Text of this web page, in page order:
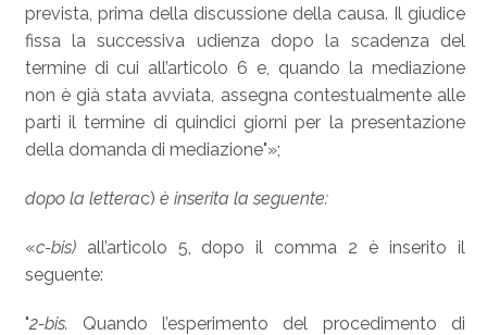
prevista, prima della discussione della causa. Il giudice
fissa la successiva udienza dopo la scadenza del
termine di cui all’articolo 6 e, quando la mediazione
non è già stata avviata, assegna contestualmente alle
parti il termine di quindici giorni per la presentazione
della domanda di mediazione"»;
dopo la letterac) è inserita la seguente:
«c-bis)all’articolo 5, dopo il comma 2 è inserito il
seguente:
"2-bis. Quando l’esperimento del procedimento di